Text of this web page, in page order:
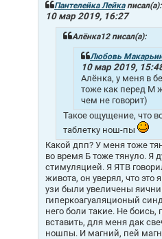
Пантелейка Лейкаписал(а):
10 мар 2019, 16:27
Алёнка12 писал(а):
Любовь
10 мар 2019,
Алёнка, у меня в
тоже как перед М
чем не говорит)
Такое ощущение, что
таблетку нош-пы
Какой дпп? У меня тоже
во время Б тоже тянуло. Я
стимуляцией. Я ЯТВ
живота, он уверял, что это
узи были увеличены
гиперкоагуаляционый
него боли такие. Не
вставить, для меня дак
ношпы. И магний, пей